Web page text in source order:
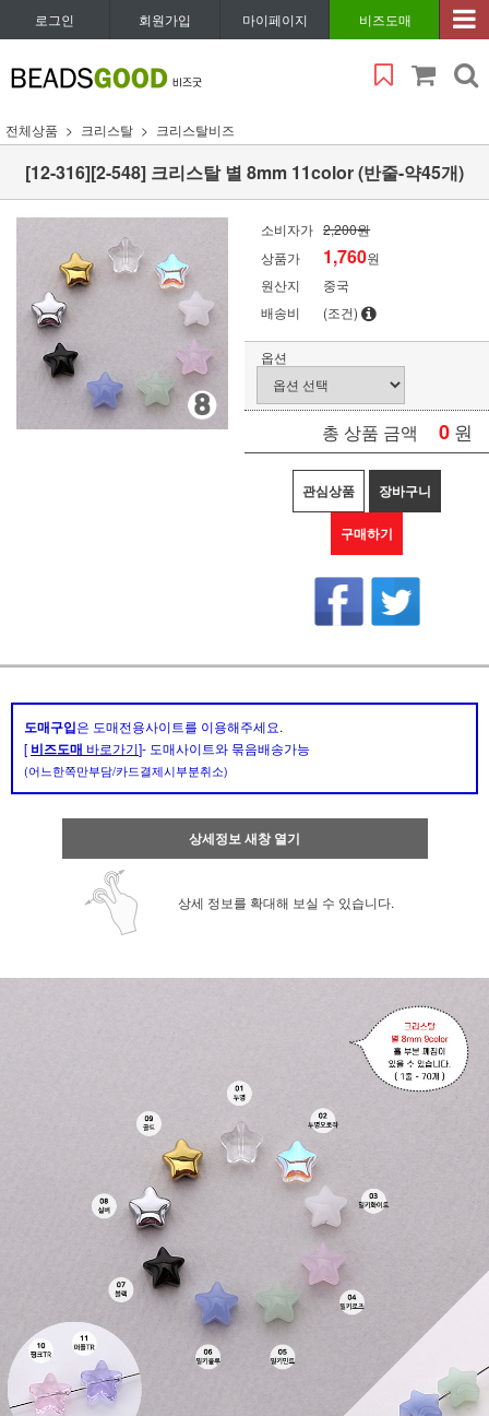
로그인 회원가입 마이페이지 비즈도매
전체상품 크리스탈 크리스탈비즈
[12-316][2-548] 크리스탈 별 8mm 11color (반줄-약45개)
소비자가 2,200원
상품가
1,760원
원산지
중국
배송비
(조건)
옵션
총 상품 금액 0 원
관심상품 장바구니
구매하기
도매구입은 도매전용사이트를 이용해주세요.
[ 비즈도매 바로가기]- 도매사이트와 묶음배송가능
(어느한쪽만부담/카드결제시부분취소)
상세정보 새창 열기
상세 정보를 확대해 보실 수 있습니다.